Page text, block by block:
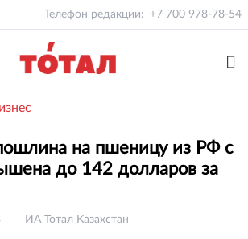
Телефон редакции: +7 700 978-78-54
на пшеницу из РФ с
до 142 долларов за
ИА Тотал Казахстан